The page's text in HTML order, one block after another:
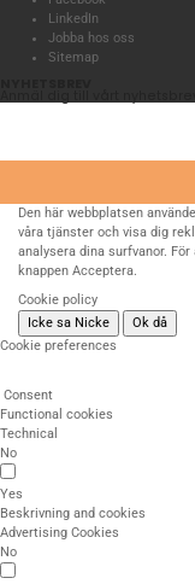
LinkedIn
Jobba hos oss
Sitemap
Den här webbplatsen
våra tjänster och visa dig
analysera dina surfvanor.
knappen Acceptera.
Cookie policy
Icke sa Nicke
Ok då
Cookie preferences
Consent
Functional cookies
Technical
No
Yes
Beskrivning and cookies
Advertising Cookies
No